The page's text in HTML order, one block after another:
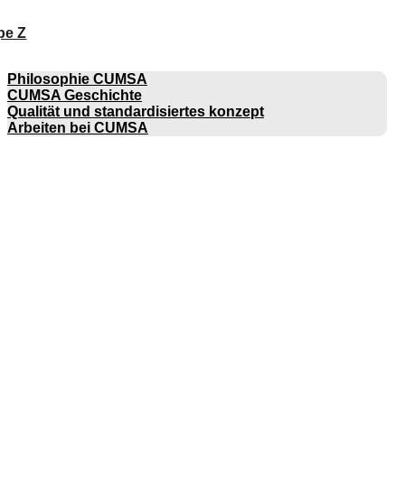
Z
Philosophie CUMSA
CUMSA Geschichte
Qualität und standardisiertes konzept
Arbeiten bei CUMSA